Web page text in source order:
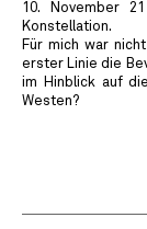
10. November
Konstellation.
Für mich war
erster Linie die
im Hinblick auf
Westen?